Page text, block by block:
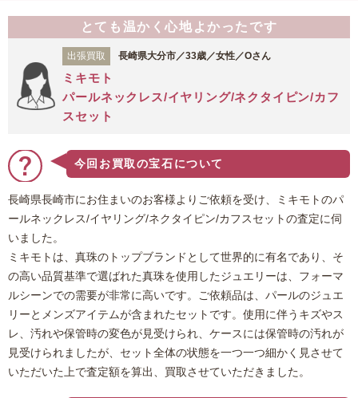
とても温かく心地よかったです
出張買取 長崎県大分市／33歳／女性／Oさん
ミキモト
パールネックレス/イヤリング/ネクタイピン/カフ
スセット
今回お買取の宝石について
長崎県長崎市にお住まいのお客様よりご依頼を受け、ミキモトのパ
ールネックレス/イヤリング/ネクタイピン/カフスセットの査定に伺
いました。
ミキモトは、真珠のトップブランドとして世界的に有名であり、そ
の高い品質基準で選ばれた真珠を使用したジュエリーは、フォーマ
ルシーンでの需要が非常に高いです。ご依頼品は、パールのジュエ
リーとメンズアイテムが含まれたセットです。使用に伴うキズやス
レ、汚れや保管時の変色が見受けられ、ケースには保管時の汚れが
見受けられましたが、セット全体の状態を一つ一つ細かく見させて
いただいた上で査定額を算出、買取させていただきました。